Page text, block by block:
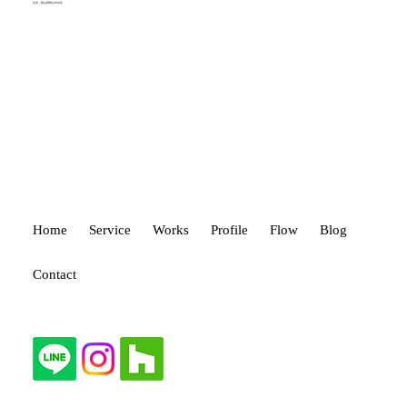
Home Service Works Profile Flow Blog
Contact
住所：岡山県岡山市中区